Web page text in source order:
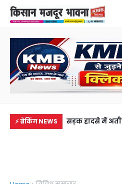
⚡ ब्रेकिंग NEWS
में से नहीं पहुंची एक
सड़क हादसे में